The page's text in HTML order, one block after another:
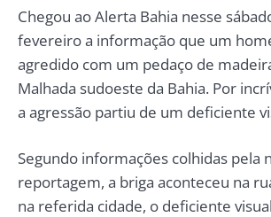
Chegou ao Alerta Bahia nesse
fevereiro a informação que um
agredido com um pedaço de
Malhada sudoeste da Bahia. Por
a agressão partiu de um deficiente
Segundo informações colhidas pela
reportagem, a briga aconteceu na
na referida cidade, o deficiente